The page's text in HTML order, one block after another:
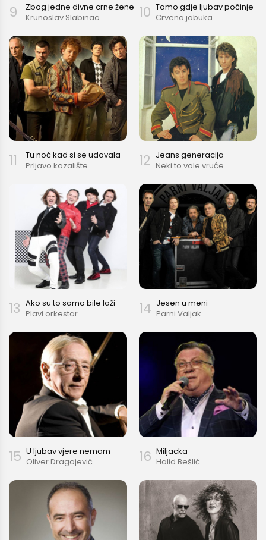
9
Zbog jedne divne crne žene
Krunoslav Slabinac
10 Tamo gdje ljubav počinje
Crvena jabuka
11
Tu noć kad si se udavala
Prljavo kazalište
12 Jeans generacija
Neki to vole vruće
13 Ako su to samo bile laži
Plavi orkestar
14 Jesen u meni
Parni Valjak
15 U ljubav vjere nemam
Oliver Dragojević
16 Miljacka
Halid Bešlić